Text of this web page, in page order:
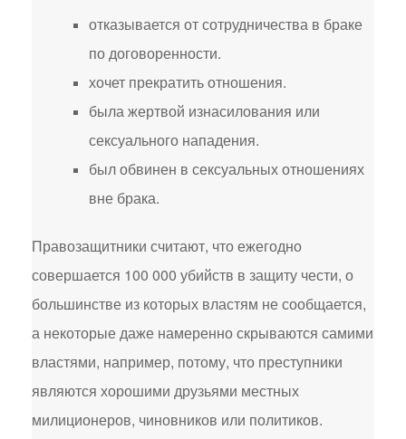
отказывается от сотрудничества в браке
по договоренности.
хочет прекратить отношения.
была жертвой изнасилования или
сексуального нападения.
был обвинен в сексуальных отношениях
вне брака.
Правозащитники считают, что ежегодно
совершается 100 000 убийств в защиту чести, о
большинстве из которых властям не сообщается,
а некоторые даже намеренно скрываются самими
властями, например, потому, что преступники
являются хорошими друзьями местных
милиционеров, чиновников или политиков.